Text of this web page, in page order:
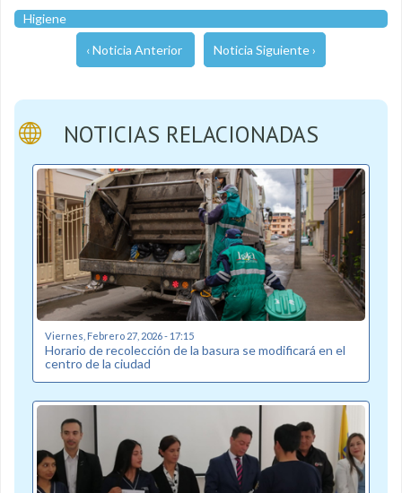
Higiene
‹ Noticia Anterior Noticia Siguiente ›
NOTICIAS RELACIONADAS
Viernes, Febrero 27, 2026 - 17:15
Horario de recolección de la basura se modificará en el
centro de la ciudad